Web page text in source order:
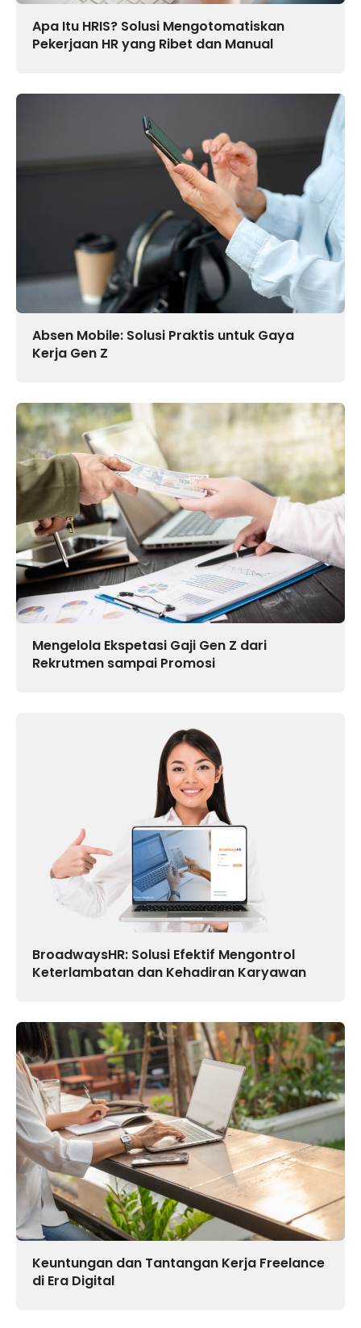
Apa Itu HRIS? Solusi Mengotomatiskan
Pekerjaan HR yang Ribet dan Manual
Absen Mobile: Solusi Praktis untuk Gaya
Kerja Gen Z
Mengelola Ekspetasi Gaji Gen Z dari
Rekrutmen sampai Promosi
BroadwaysHR: Solusi Efektif Mengontrol
Keterlambatan dan Kehadiran Karyawan
Keuntungan dan Tantangan Kerja Freelance
di Era Digital